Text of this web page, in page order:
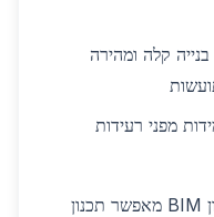
קלה ומהירה
מפני רעידות
השימוש בטכנולוגיות מתקדמות כגון BIM מאפשר תכנון